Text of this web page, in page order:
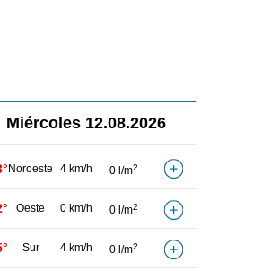
Miércoles 12.08.2026
Noroeste 4 km/h 0 l/m2
Oeste 0 km/h 0 l/m2
Sur 4 km/h 0 l/m2